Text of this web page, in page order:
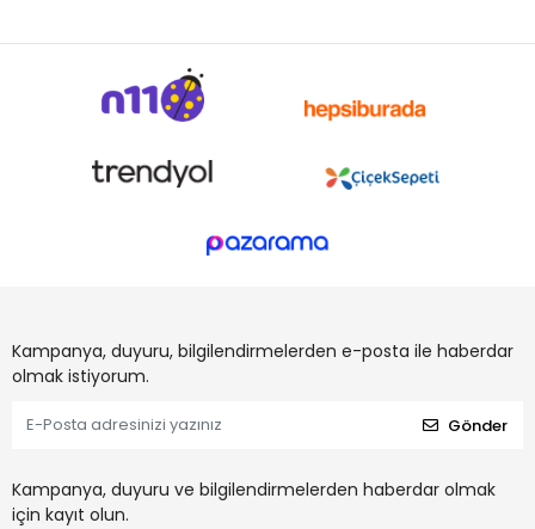
Kampanya, duyuru, bilgilendirmelerden e-posta ile haberdar
olmak istiyorum.
Gönder
Kampanya, duyuru ve bilgilendirmelerden haberdar olmak
için kayıt olun.